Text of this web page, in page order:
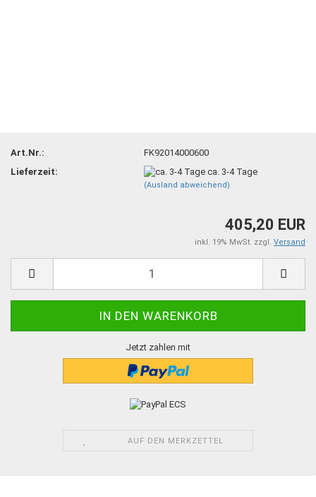
Art.Nr.:
FK92014000600
Lieferzeit:
ca. 3-4 Tage
(Ausland abweichend)
405,20 EUR
inkl. 19% MwSt. zzgl. Versand
Jetzt zahlen mit
AUF DEN MERKZETTEL